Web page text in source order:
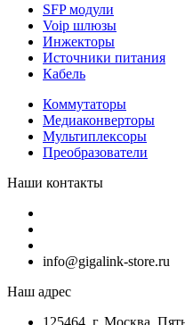
SFP модули
Voip шлюзы
Инжекторы
Источники питания
Кабель
Коммутаторы
Медиаконверторы
Мультиплексоры
Преобразователи
Наши контакты
info@gigalink-store.ru
Наш адрес
125464, г. Москва,